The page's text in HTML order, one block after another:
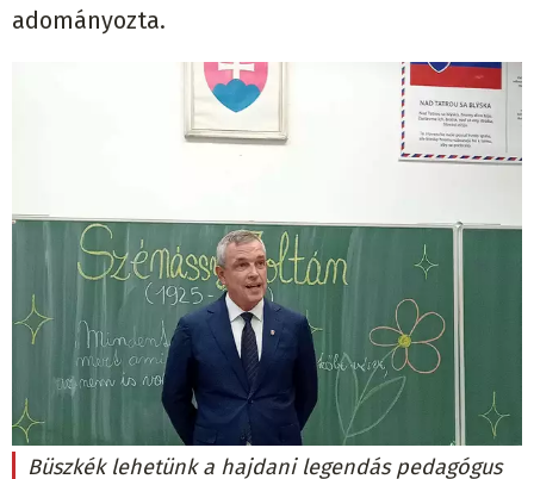
adományozta.
Büszkék lehetünk a hajdani legendás pedagógus